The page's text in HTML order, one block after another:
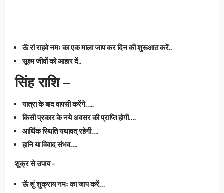
ऊॅ रां राहवे नमः का एक माला जाप कर दिन की शुरूआत करें..
सूक्ष्म जीवों को आहार दें..
सिंह राशि –
यात्रा के बाद वापसी करेंगे…..
किसी प्रकार के नये अवसर की प्राप्ति होगी….
आर्थिक स्थिति यथावत् रहेगी….
हानि या विवाद संभव….
शुक्र से उपाय –
ऊॅ शुं शुक्राय नमः का जाप करें…